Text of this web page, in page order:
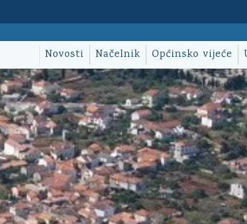
Novosti Načelnik Općinsko vijeće